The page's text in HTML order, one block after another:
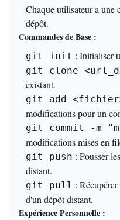
Chaque utilisateur a une
dépôt.
Commandes de Base :
git init : Initialiser
git clone
existant.
git add
modifications pour un
git commit -m
modifications mises en
git push : Pousser
distant.
git pull :
d'un dépôt distant.
Expérience Personnelle :